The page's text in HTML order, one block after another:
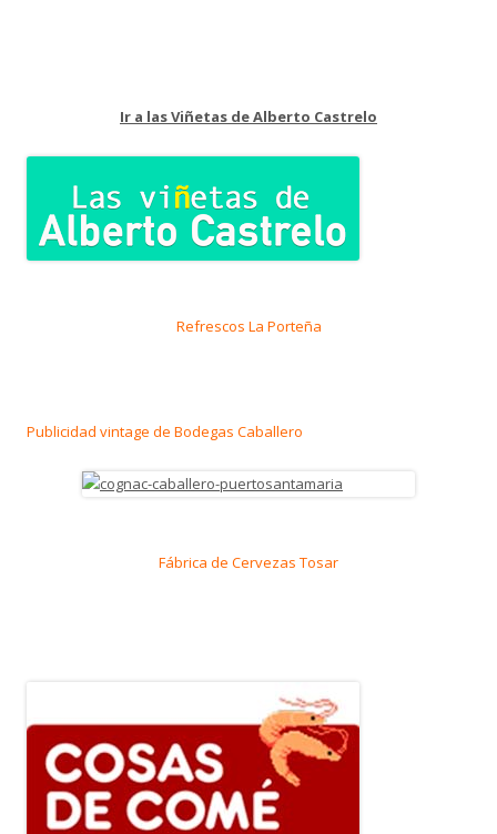
Ir a las Viñetas de Alberto Castrelo
Refrescos La Porteña
Publicidad vintage de Bodegas Caballero
Fábrica de Cervezas Tosar